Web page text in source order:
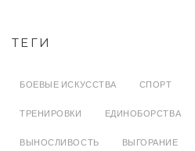
ТЕГИ
БОЕВЫЕ ИСКУССТВА СПОРТ
ТРЕНИРОВКИ ЕДИНОБОРСТВА
ВЫНОСЛИВОСТЬ ВЫГОРАНИЕ